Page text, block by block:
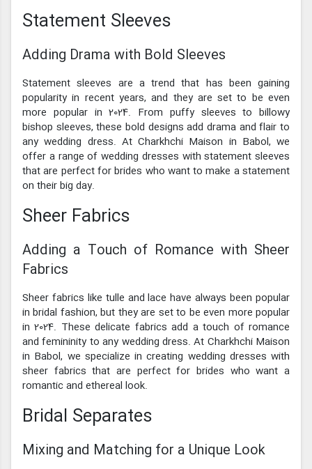
Statement Sleeves
Adding Drama with Bold Sleeves
Statement sleeves are a trend that has been gaining
popularity in recent years, and they are set to be even
more popular in 2024. From puffy sleeves to billowy
bishop sleeves, these bold designs add drama and flair to
any wedding dress. At Charkhchi Maison in Babol, we
offer a range of wedding dresses with statement sleeves
that are perfect for brides who want to make a statement
on their big day.
Sheer Fabrics
Adding a Touch of Romance with Sheer
Fabrics
Sheer fabrics like tulle and lace have always been popular
in bridal fashion, but they are set to be even more popular
in 2024. These delicate fabrics add a touch of romance
and femininity to any wedding dress. At Charkhchi Maison
in Babol, we specialize in creating wedding dresses with
sheer fabrics that are perfect for brides who want a
romantic and ethereal look.
Bridal Separates
Mixing and Matching for a Unique Look